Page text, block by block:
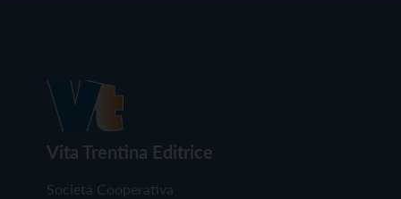
Vita Trentina Editrice
Società Cooperativa